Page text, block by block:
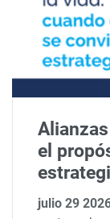
el
julio 29